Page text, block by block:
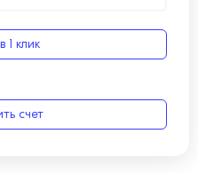
1 клик
счет